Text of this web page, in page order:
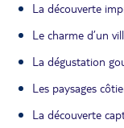
La découverte
Le charme d’un
La dégustation
Les paysages
La découverte